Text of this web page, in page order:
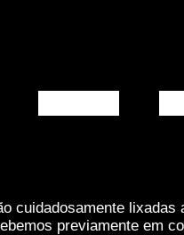
cuidadosamente
previamente em